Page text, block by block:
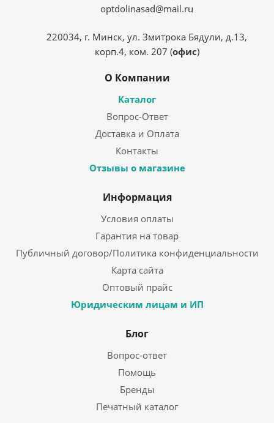
optdolinasad@mail.ru
220034, г. Минск, ул. Змитрока Бядули, д.13,
корп.4, ком. 207 (офис)
О Компании
Каталог
Вопрос-Ответ
Доставка и Оплата
Контакты
Отзывы о магазине
Информация
Условия оплаты
Гарантия на товар
Публичный договор/Политика конфиденциальности
Карта сайта
Оптовый прайс
Юридическим лицам и ИП
Блог
Вопрос-ответ
Помощь
Бренды
Печатный каталог